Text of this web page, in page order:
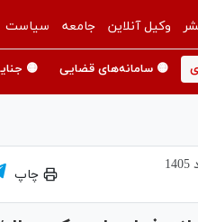
وکیل آنلاین جامعه سیاست
🟡 سامانه‌های قضایی 🟡
چاپ